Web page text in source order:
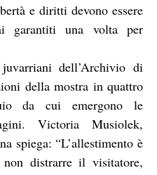
e diritti devono essere
garantiti una volta per
dell’Archivio di
della mostra in quattro
da cui emergono le
Victoria Musiolek,
spiega: “L’allestimento è
distrarre il visitatore,